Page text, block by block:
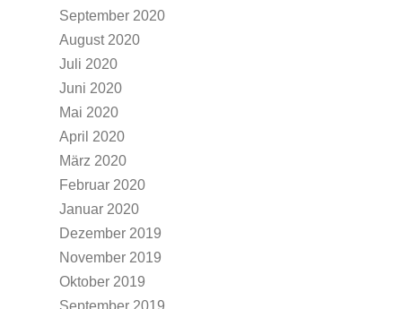
September 2020
August 2020
Juli 2020
Juni 2020
Mai 2020
April 2020
März 2020
Februar 2020
Januar 2020
Dezember 2019
November 2019
Oktober 2019
September 2019